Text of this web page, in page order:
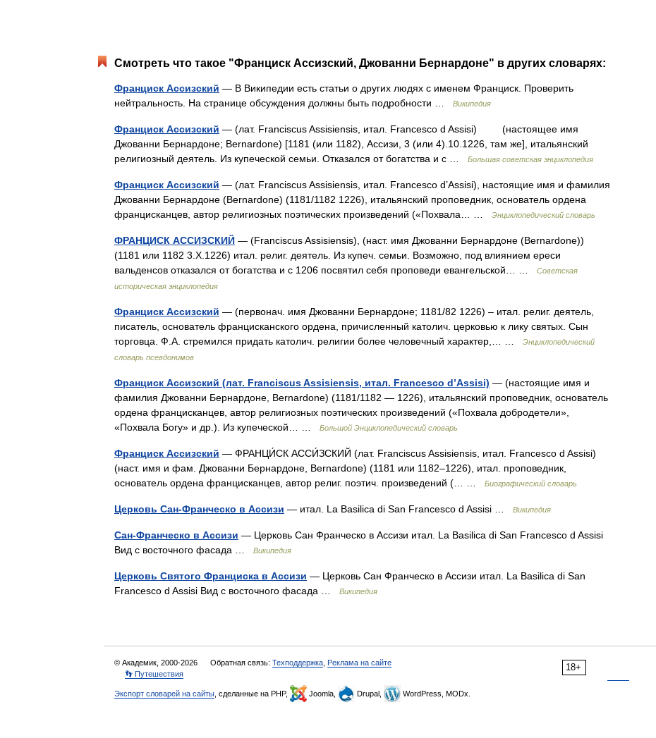
Смотреть что такое "Франциск Ассизский, Джованни Бернардоне" в других словарях:
Франциск Ассизский — В Википедии есть статьи о других людях с именем Франциск. Проверить
нейтральность. На странице обсуждения должны быть подробности …
Википедия
Франциск Ассизский — (лат. Franciscus Assisiensis, итал. Francesco d Assisi) (настоящее имя
Джованни Бернардоне; Bernardone) [1181 (или 1182), Ассизи, 3 (или 4).10.1226, там же], итальянский
религиозный деятель. Из купеческой семьи. Отказался от богатства и с …
Большая советская энциклопедия
Франциск Ассизский — (лат. Franciscus Assisiensis, итал. Francesco d’Assisi), настоящие имя и фамилия
Джованни Бернардоне (Bernardone) (1181/1182 1226), итальянский проповедник, основатель ордена
францисканцев, автор религиозных поэтических произведений («Похвала… …
Энциклопедический словарь
ФРАНЦИСК АССИЗСКИЙ — (Franciscus Assisiensis), (наст. имя Джованни Бернардоне (Bernardone))
(1181 или 1182 3.Х.1226) итал. религ. деятель. Из купеч. семьи. Возможно, под влиянием ереси
вальденсов отказался от богатства и с 1206 посвятил себя проповеди евангельской… …
Советская
историческая энциклопедия
Франциск Ассизский — (первонач. имя Джованни Бернардоне; 1181/82 1226) – итал. религ. деятель,
писатель, основатель францисканского ордена, причисленный католич. церковью к лику святых. Сын
торговца. Ф.А. стремился придать католич. религии более человечный характер,… …
Энциклопедический
словарь псевдонимов
Франциск Ассизский (лат. Franciscus Assisiensis, итал. Francesco d’Assisi) — (настоящие имя и
фамилия Джованни Бернардоне, Bernardone) (1181/1182 — 1226), итальянский проповедник, основатель
ордена францисканцев, автор религиозных поэтических произведений («Похвала добродетели»,
«Похвала Богу» и др.). Из купеческой… …
Большой Энциклопедический словарь
Франциск Ассизский — ФРАНЦИ́СК АССИ́ЗСКИЙ (лат. Franciscus Assisiensis, итал. Francesco d Assisi)
(наст. имя и фам. Джованни Бернардоне, Bernardone) (1181 или 1182–1226), итал. проповедник,
основатель ордена францисканцев, автор религ. поэтич. произведений (… …
Биографический словарь
Церковь Сан-Франческо в Ассизи — итал. La Basilica di San Francesco d Assisi … Википедия
Сан-Франческо в Ассизи — Церковь Сан Франческо в Ассизи итал. La Basilica di San Francesco d Assisi
Вид с восточного фасада …
Википедия
Церковь Святого Франциска в Ассизи — Церковь Сан Франческо в Ассизи итал. La Basilica di San
Francesco d Assisi Вид с восточного фасада …
Википедия
18+
© Академик, 2000-2026 Обратная связь: Техподдержка Реклама на сайте
👣 Путешествия
Экспорт словарей на сайты , сделанные на PHP, Joomla, Drupal, WordPress, MODx.